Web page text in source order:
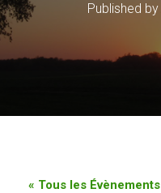
Published by
« Tous les Évènements